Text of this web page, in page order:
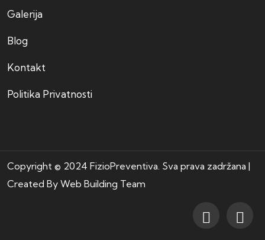
Galerija
Blog
Kontakt
Politika Privatnosti
Copyright © 2024 FizioPreventiva. Sva prava zadržana |
Created By Web Building Team